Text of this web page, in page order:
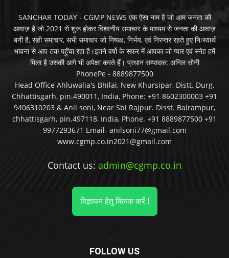
SANCHAR TODAY - CGMP NEWS एक ऐसा नाम है जो आम जनता की
आवाज़ है जो 2021 से शुरू होकर विश्वनीय समाचार के माध्यम से जनता की आवाज़
बनी है, सही समाचार, सभी समाचार जो निष्पक्ष, निर्भय, एवं निरन्तर रहते हुए निःस्वार्थ
भावना से आप तक पहुँचा रहा है।इतने वर्षो के सफर में आपका जो प्यार एवं स्नेह हमें
मिला है उसकी आगे भी अपेक्षा करते हैं। प्रधान सम्पादक: अनिल सोनी
PhonePe - 8889877500
Head Office Ahluwalia's Bhilai, New Khursipar, Distt. Durg,
Chhattisgarh, pin.490011, India, Phone: +91 8602300003 +91
9406310203 & Anil soni, Near Sbi Rajpur. Disst. Balrampur,
chhattisgarh, pin.497118, India, Phone. +91 8889877500 +91
9977293671 Email- anilsoni77@gmail.com
www.cgmp.co.in2021@gmail.com
Contact us: admin@cgmp.co.in
विज्ञापन हेतु क्लिक करें !
FOLLOW US